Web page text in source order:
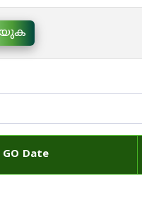
GO Date